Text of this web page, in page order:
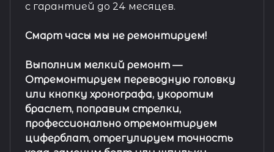
с гарантией до 24 месяцев.
Смарт часы мы не ремонтируем!
Выполним мелкий ремонт —
Отремонтируем переводную головку
или кнопку хронографа, укоротим
браслет, поправим стрелки,
профессионально отремонтируем
циферблат, отрегулируем точность